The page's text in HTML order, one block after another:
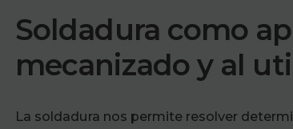
Soldadura como
mecanizado y al
La soldadura nos permite resolver